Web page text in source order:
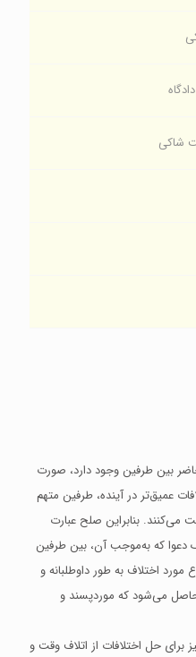
شاکی
بین طرفین وجود دارد، صورت
عمیق‌تر در آینده، طرفین متهم
بنابراین صلح عبارت
دعوا که به‌موجب آن، بین طرفین
اختلاف به‌ طور داوطلبانه و
می‌شود که موردپسند و
حل اختلافات از اتلاف وقت و